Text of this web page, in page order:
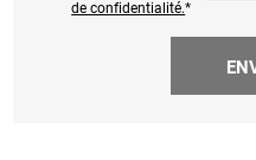
de confidentialité.*